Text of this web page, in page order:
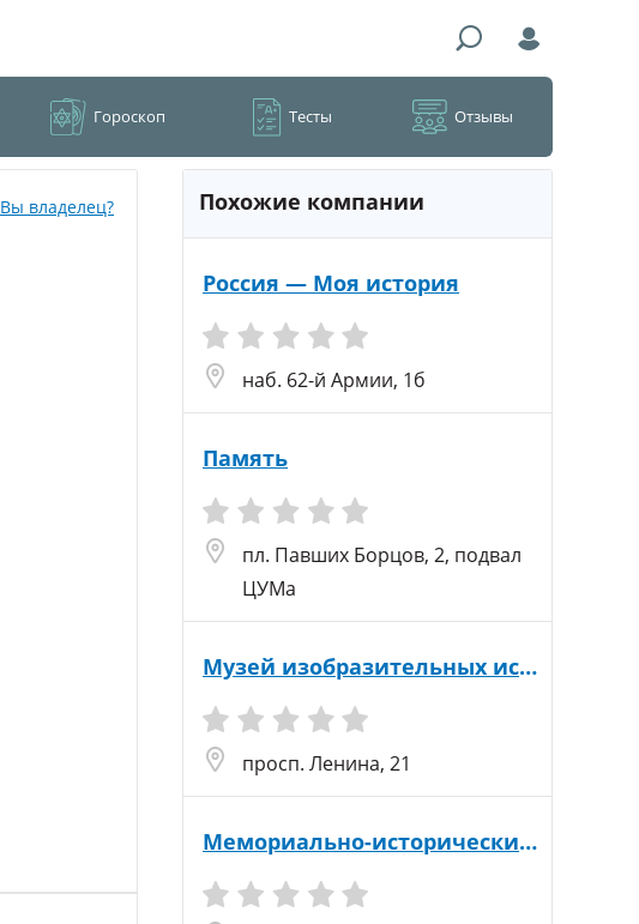
Гороскоп Тесты Отзывы
Вы владелец? Похожие компании
Россия — Моя история
наб. 62-й Армии, 1б
Память
пл. Павших Борцов, 2, подвал
ЦУМа
Музей изобразительных искусств
просп. Ленина, 21
Мемориально-исторический музей